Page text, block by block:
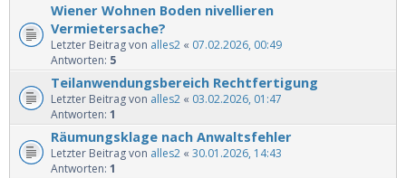
Wiener Wohnen Boden nivellieren
Vermietersache?
Letzter Beitrag von alles2 « 07.02.2026, 00:49
Antworten: 5
Teilanwendungsbereich Rechtfertigung
Letzter Beitrag von alles2 « 03.02.2026, 01:47
Antworten: 1
Räumungsklage nach Anwaltsfehler
Letzter Beitrag von alles2 « 30.01.2026, 14:43
Antworten: 1